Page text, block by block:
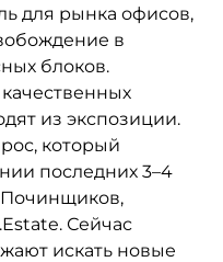
для рынка офисов,
в
блоков.
из экспозиции.
который
последних 3–4
Починщиков,
Сейчас
искать новые